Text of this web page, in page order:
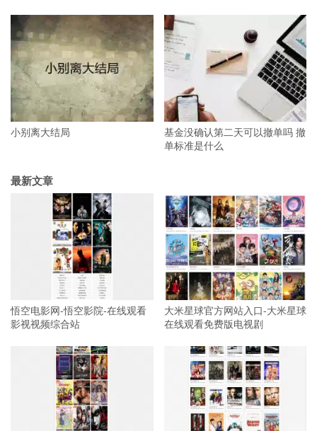
小别离大结局
基金没确认第二天可以撤单吗 撤
单标准是什么
最新文章
悟空电影网-悟空影院-在线观看
影视视频综合站
大米星球官方网站入口-大米星球
在线观看免费版电视剧